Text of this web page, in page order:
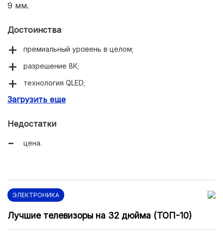
9 мм.
Достоинства
премиальный уровень в целом;
разрешение 8К;
технология QLED;
подсветка Direct Full Array 32x;
Загрузить еще
Недостатки
цена.
ЭЛЕКТРОНИКА
Лучшие телевизоры на 32 дюйма (ТОП-10)